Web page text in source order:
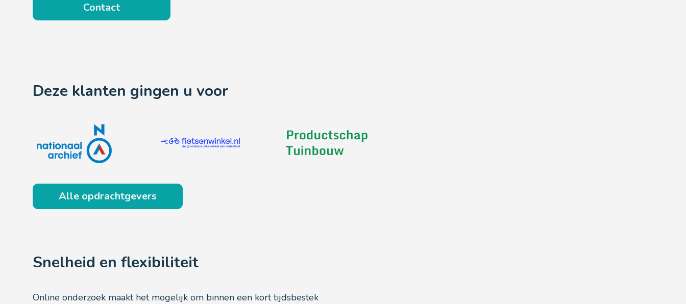
Contact
Deze klanten gingen u voor
Alle opdrachtgevers
Snelheid en flexibiliteit
Online onderzoek maakt het mogelijk om binnen een kort tijdsbestek